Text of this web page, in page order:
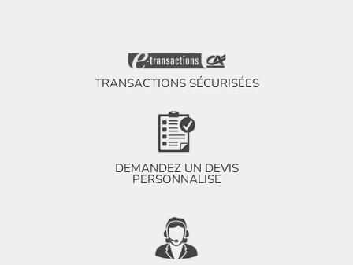
TRANSACTIONS SÉCURISÉES
DEMANDEZ UN DEVIS
PERSONNALISE